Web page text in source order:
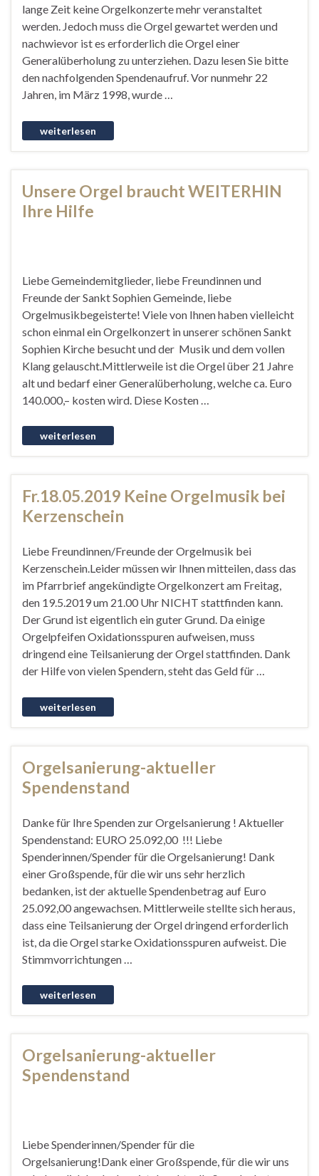
lange Zeit keine Orgelkonzerte mehr veranstaltet
werden. Jedoch muss die Orgel gewartet werden und
nachwievor ist es erforderlich die Orgel einer
Generalüberholung zu unterziehen. Dazu lesen Sie bitte
den nachfolgenden Spendenaufruf. Vor nunmehr 22
Jahren, im März 1998, wurde …
Unsere Orgel braucht WEITERHIN
Ihre Hilfe
Liebe Gemeindemitglieder, liebe Freundinnen und
Freunde der Sankt Sophien Gemeinde, liebe
Orgelmusikbegeisterte! Viele von Ihnen haben vielleicht
schon einmal ein Orgelkonzert in unserer schönen Sankt
Sophien Kirche besucht und der Musik und dem vollen
Klang gelauscht.Mittlerweile ist die Orgel über 21 Jahre
alt und bedarf einer Generalüberholung, welche ca. Euro
140.000,– kosten wird. Diese Kosten …
Fr.18.05.2019 Keine Orgelmusik bei
Kerzenschein
Liebe Freundinnen/Freunde der Orgelmusik bei
Kerzenschein.Leider müssen wir Ihnen mitteilen, dass das
im Pfarrbrief angekündigte Orgelkonzert am Freitag,
den 19.5.2019 um 21.00 Uhr NICHT stattfinden kann.
Der Grund ist eigentlich ein guter Grund. Da einige
Orgelpfeifen Oxidationsspuren aufweisen, muss
dringend eine Teilsanierung der Orgel stattfinden. Dank
der Hilfe von vielen Spendern, steht das Geld für …
Orgelsanierung-aktueller
Spendenstand
Danke für Ihre Spenden zur Orgelsanierung ! Aktueller
Spendenstand: EURO 25.092,00 !!! Liebe
Spenderinnen/Spender für die Orgelsanierung! Dank
einer Großspende, für die wir uns sehr herzlich
bedanken, ist der aktuelle Spendenbetrag auf Euro
25.092,00 angewachsen. Mittlerweile stellte sich heraus,
dass eine Teilsanierung der Orgel dringend erforderlich
ist, da die Orgel starke Oxidationsspuren aufweist. Die
Stimmvorrichtungen …
Orgelsanierung-aktueller
Spendenstand
Liebe Spenderinnen/Spender für die
Orgelsanierung!Dank einer Großspende, für die wir uns